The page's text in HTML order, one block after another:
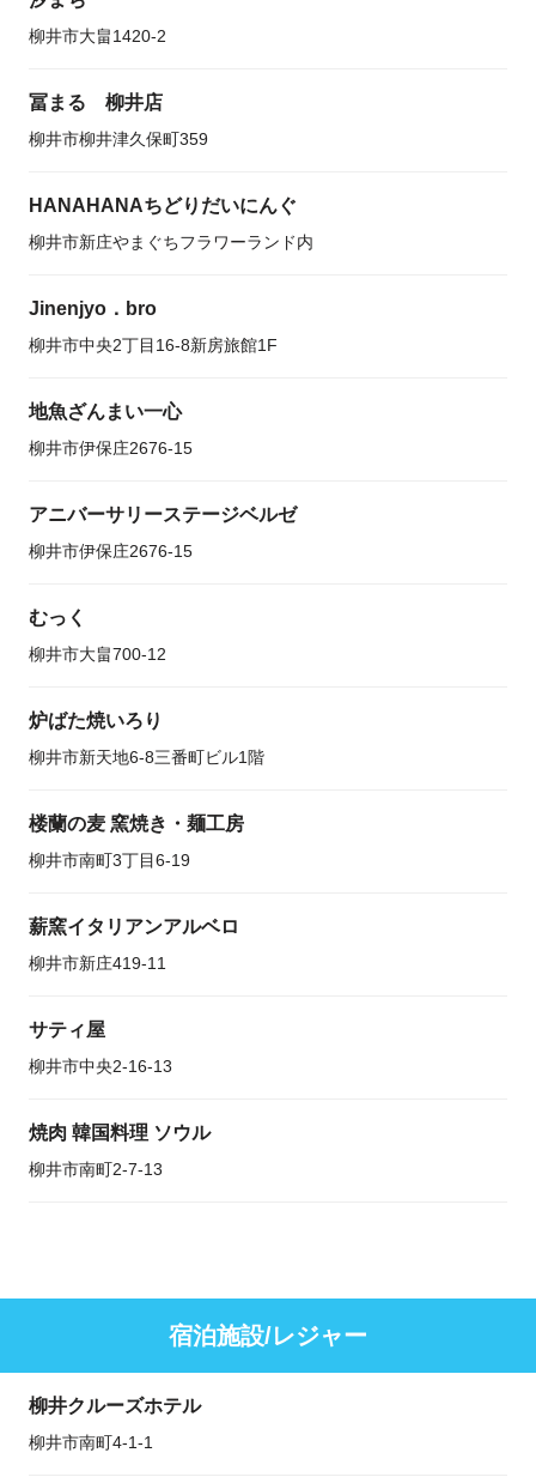
柳井市大畠1420-2
冨まる 柳井店
柳井市柳井津久保町359
HANAHANAちどりだいにんぐ
柳井市新庄やまぐちフラワーランド内
Jinenjyo．bro
柳井市中央2丁目16-8新房旅館1F
地魚ざんまい一心
柳井市伊保庄2676-15
アニバーサリーステージベルゼ
柳井市伊保庄2676-15
むっく
柳井市大畠700-12
炉ばた焼いろり
柳井市新天地6-8三番町ビル1階
楼蘭の麦 窯焼き・麺工房
柳井市南町3丁目6-19
薪窯イタリアンアルベロ
柳井市新庄419-11
サティ屋
柳井市中央2-16-13
焼肉 韓国料理 ソウル
柳井市南町2-7-13
宿泊施設/レジャー
柳井クルーズホテル
柳井市南町4-1-1